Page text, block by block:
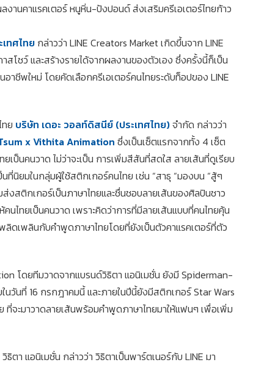
งานคาแรคเตอร์ หนูหิ่น-ปังปอนด์ ส่งเสริมครีเอเตอร์ไทยก้าว
เทศไทย กล่าวว่า LINE Creators Market เกิดขึ้นจาก LINE
โชว์ และสร้างรายได้จากผลงานของตัวเอง ซึ่งครั้งนี้ก็เป็น
าชีพใหม่ โดยคัดเลือกครีเอเตอร์คนไทยระดับท็อปของ LINE
ย บริษัท เดอะ วอลท์ดิสนีย์ (ประเทศไทย)จำกัด กล่าวว่า
x Vithita Animation ซึ่งเป็นเซ็ตแรกจากทั้ง 4 เซ็ต
เป็นคนวาด ไม่ว่าจะเป็น การเพิ่มสีสันที่สดใส ลายเส้นที่ดูเรียบ
ที่นิยมในกลุ่มผู้ใช้สติกเกอร์คนไทย เช่น “สาธุ “มองบน “สู้ๆ
สติกเกอร์เป็นภาษาไทยและชื่นชอบลายเส้นของศิลปินชาว
นไทยเป็นคนวาด เพราะคิดว่าการที่มีลายเส้นแบบที่คนไทยคุ้น
ลิดเพลินกับคำพูดภาษาไทยโดยที่ยังเป็นตัวคาแรคเตอร์ที่ตัว
โดยทีมวาดจากแบรนด์วิธิตา แอนิเมชั่น ยังมี Spiderman-
วันที่ 16 กรกฎาคมนี้ และภายในปีนี้ยังมีสติกเกอร์ Star Wars
ที่จะมาวาดลายเส้นพร้อมคำพูดภาษาไทยมาให้แฟนๆ เพื่อเพิ่ม
า แอนิเมชั่น กล่าวว่า วิธิตาเป็นพาร์ตเนอร์กับ LINE มา